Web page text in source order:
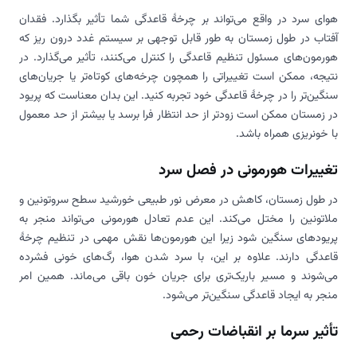
هوای سرد در واقع می‌تواند بر چرخهٔ قاعدگی شما تأثیر بگذارد. فقدان
آفتاب در طول زمستان به طور قابل توجهی بر سیستم غدد درون ریز که
هورمون‌های مسئول تنظیم قاعدگی را کنترل می‌کنند، تأثیر می‌گذارد. در
نتیجه، ممکن است تغییراتی را همچون چرخه‌های کوتاه‌تر یا جریان‌های
سنگین‌تر را در چرخهٔ قاعدگی خود تجربه کنید. این بدان معناست که پریود
در زمستان ممکن است زودتر از حد انتظار فرا برسد یا بیشتر از حد معمول
با خونریزی همراه باشد.
تغییرات هورمونی در فصل سرد
در طول زمستان، کاهش در معرض نور طبیعی خورشید سطح سروتونین و
ملاتونین را مختل می‌کند. این عدم تعادل هورمونی می‌تواند منجر به
پریودهای سنگین شود زیرا این هورمون‌ها نقش مهمی در تنظیم چرخهٔ
قاعدگی دارند. علاوه بر این، با سرد شدن هوا، رگ‌های خونی فشرده
می‌شوند و مسیر باریک‌تری برای جریان خون باقی می‌ماند. همین امر
منجر به ایجاد قاعدگی سنگین‌تر می‌شود.
تأثیر سرما بر انقباضات رحمی